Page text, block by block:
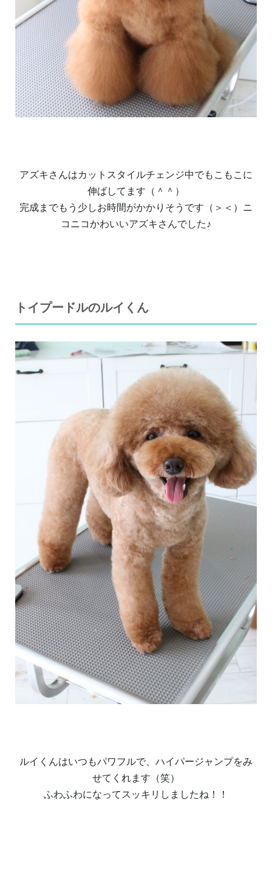
アズキさんはカットスタイルチェンジ中でもこもこに
伸ばしてます（＾＾）
完成までもう少しお時間がかかりそうです（＞＜）ニ
コニコかわいいアズキさんでした♪
トイプードルのルイくん
ルイくんはいつもパワフルで、ハイパージャンプをみ
せてくれます（笑）
ふわふわになってスッキリしましたね！！